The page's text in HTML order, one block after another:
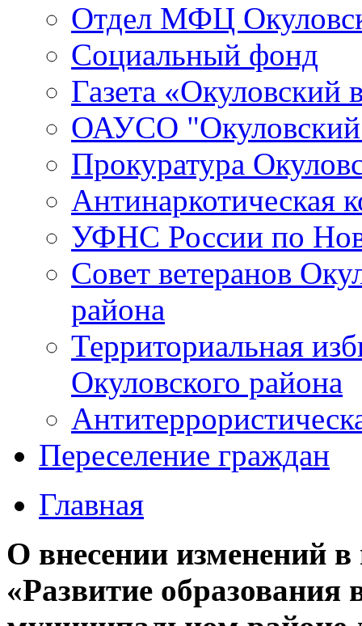
Отдел МФЦ
Социальный фонд
Газета «Окуловский
ОАУСО
Прокуратура
Антинаркотическая
УФНС России по
Совет ветеранов
района
Территориальная
Окуловского района
Переселение граждан
Главная
О внесении изменений
«Развитие образования